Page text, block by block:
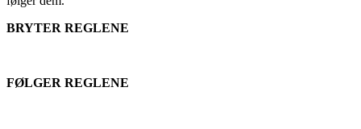
BRYTER REGLENE
FØLGER REGLENE